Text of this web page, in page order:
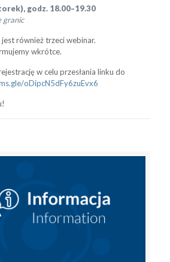
godz. 18.00–19.30
granic
również trzeci webinar.
wkrótce.
w celu przesłania linku do
oDipcN5dFy6zuEvx6